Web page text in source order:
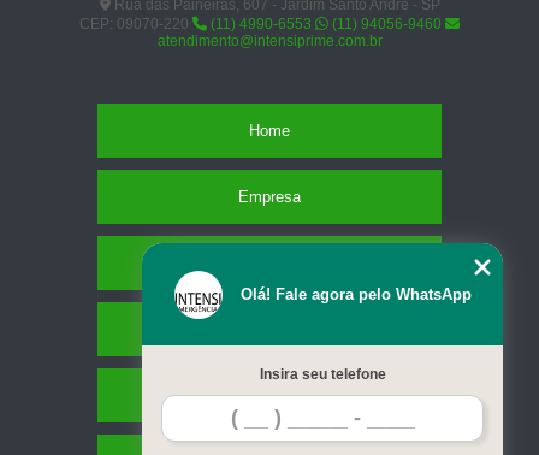
Rua das Paineiras, 607 - Jardim Santo André - SP
CEP: 09070-220
(11) 4990-6553
(11) 94056-9460
atendimento@intensiprime.com.br
Home
Empresa
Contato
Olá! Fale agora pelo WhatsApp
Insira seu telefone